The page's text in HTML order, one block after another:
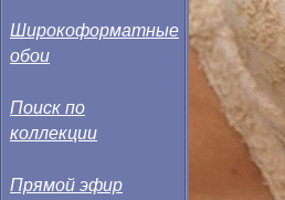
Широкоформатные
обои
Поиск по
коллекции
Прямой эфир